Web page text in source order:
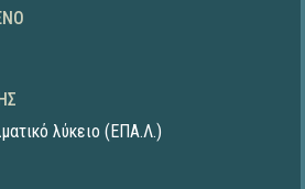
λύκειο (ΕΠΑ.Λ.)